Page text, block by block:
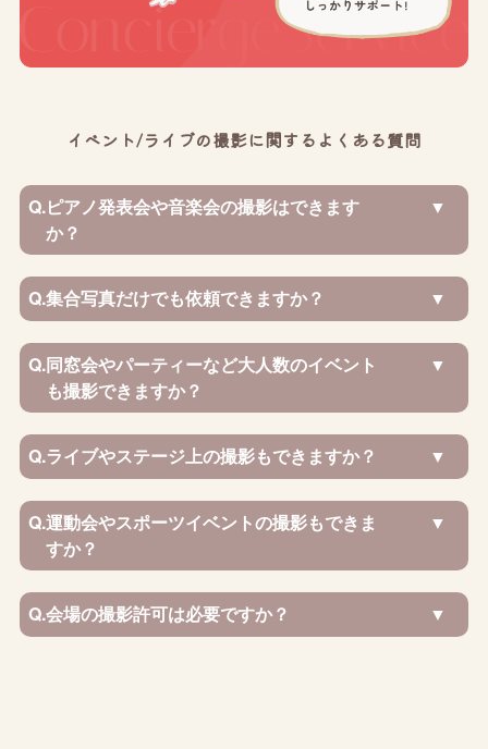
イベント/ライブの撮影に関するよくある質問
Q.ピアノ発表会や音楽会の撮影はできます
か？
Q.集合写真だけでも依頼できますか？
Q.同窓会やパーティーなど大人数のイベント
も撮影できますか？
Q.ライブやステージ上の撮影もできますか？
Q.運動会やスポーツイベントの撮影もできま
すか？
Q.会場の撮影許可は必要ですか？